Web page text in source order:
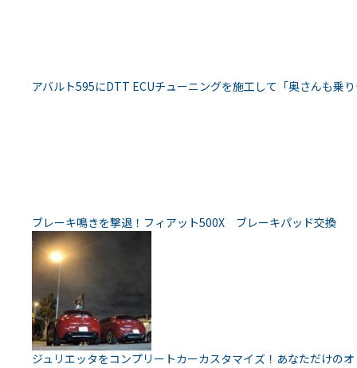
アバルト595にDTT ECUチューニングを施工して「奥さんも乗
ブレーキ鳴きを撃退！フィアット500X ブレーキパッド交換
ジュリエッタをコンプリートカーカスタマイズ！あなただけの